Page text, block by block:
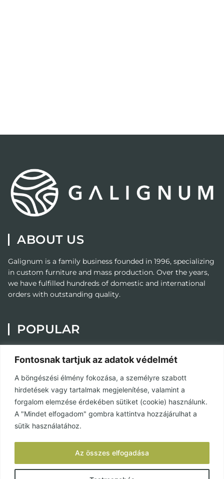
Fontosnak tartjuk az adatok védelmét
A böngészési élmény fokozása, a személyre szabott
hirdetések vagy tartalmak megjelenítése, valamint a
forgalom elemzése érdekében sütiket (cookie) használunk.
A "Mindet elfogadom" gombra kattintva hozzájárulhat a
sütik használatához.
Az összes elfogadása
ABOUT US
Galignum is a family business founded in 1996, specializing
in custom furniture and mass production. Over the years,
we have fulfilled hundreds of domestic and international
orders with outstanding quality.
POPULAR
Custom Furniture
Contact
Privacy Policy
Terms and Conditions
SOCIAL MEDIA
Facebook